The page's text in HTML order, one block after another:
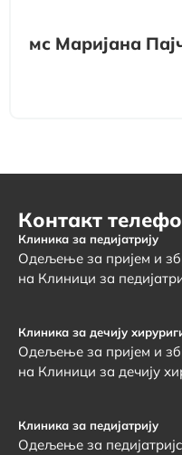
мс Маријана
Контакт
Клиника за педијатрију
Одељење за пријем и
на Клиници за
Клиника за дечију
Одељење за пријем и
на Клиници за дечију
Клиника за педијатрију
Одељење за